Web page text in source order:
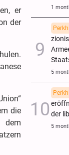
er
der
die
dem
1
5
der
5